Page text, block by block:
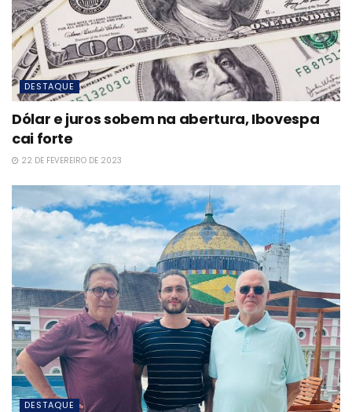
DESTAQUE
Dólar e juros sobem na abertura, Ibovespa
cai forte
22 DE FEVEREIRO DE 2023
DESTAQUE